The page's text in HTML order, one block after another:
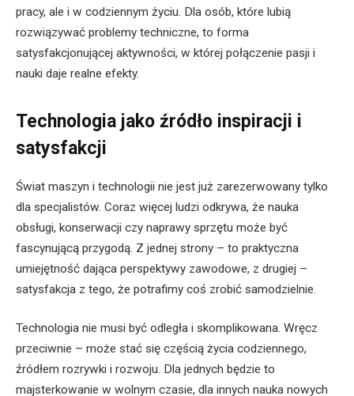
pracy, ale i w codziennym życiu. Dla osób, które lubią
rozwiązywać problemy techniczne, to forma
satysfakcjonującej aktywności, w której połączenie pasji i
nauki daje realne efekty.
Technologia jako źródło inspiracji i
satysfakcji
Świat maszyn i technologii nie jest już zarezerwowany tylko
dla specjalistów. Coraz więcej ludzi odkrywa, że nauka
obsługi, konserwacji czy naprawy sprzętu może być
fascynującą przygodą. Z jednej strony – to praktyczna
umiejętność dająca perspektywy zawodowe, z drugiej –
satysfakcja z tego, że potrafimy coś zrobić samodzielnie.
Technologia nie musi być odległa i skomplikowana. Wręcz
przeciwnie – może stać się częścią życia codziennego,
źródłem rozrywki i rozwoju. Dla jednych będzie to
majsterkowanie w wolnym czasie, dla innych nauka nowych